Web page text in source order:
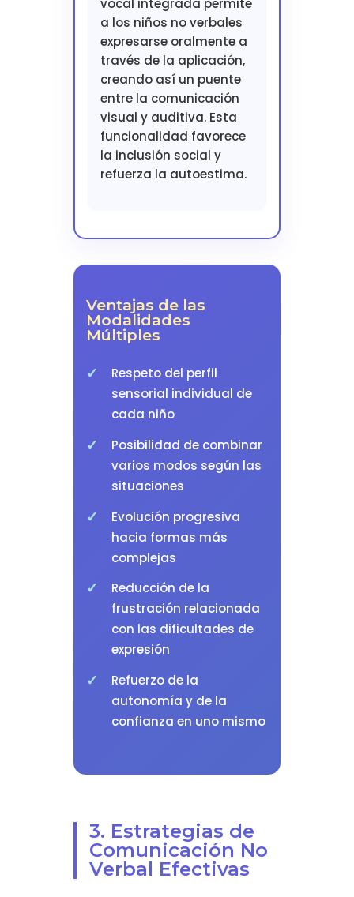
vocal integrada permite
a los niños no verbales
expresarse oralmente a
través de la aplicación,
creando así un puente
entre la comunicación
visual y auditiva. Esta
funcionalidad favorece
la inclusión social y
refuerza la autoestima.
Ventajas de las
Modalidades
Múltiples
Respeto del perfil
sensorial individual de
cada niño
Posibilidad de combinar
varios modos según las
situaciones
Evolución progresiva
hacia formas más
complejas
Reducción de la
frustración relacionada
con las dificultades de
expresión
Refuerzo de la
autonomía y de la
confianza en uno mismo
3. Estrategias de
Comunicación No
Verbal Efectivas